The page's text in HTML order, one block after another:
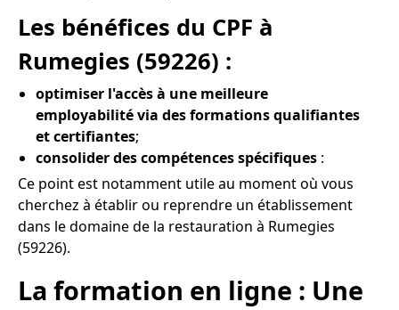
Les bénéfices du CPF à
Rumegies (59226) :
optimiser l'accès à une meilleure
employabilité via des formations qualifiantes
et certifiantes;
consolider des compétences spécifiques :
Ce point est notamment utile au moment où vous
cherchez à établir ou reprendre un établissement
dans le domaine de la restauration à Rumegies
(59226).
La formation en ligne : Une